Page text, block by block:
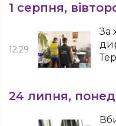
1 серпня,
12:29
За
24 липня,